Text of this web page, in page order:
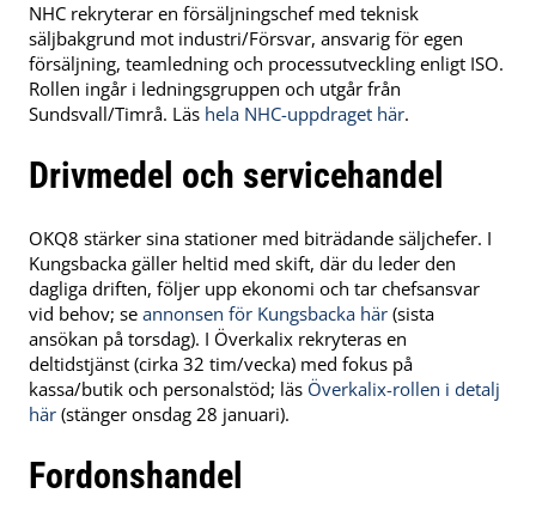
NHC rekryterar en försäljningschef med teknisk
säljbakgrund mot industri/Försvar, ansvarig för egen
försäljning, teamledning och processutveckling enligt ISO.
Rollen ingår i ledningsgruppen och utgår från
Sundsvall/Timrå. Läs hela NHC-uppdraget här.
Drivmedel och servicehandel
OKQ8 stärker sina stationer med biträdande säljchefer. I
Kungsbacka gäller heltid med skift, där du leder den
dagliga driften, följer upp ekonomi och tar chefsansvar
vid behov; se annonsen för Kungsbacka här (sista
ansökan på torsdag). I Överkalix rekryteras en
deltidstjänst (cirka 32 tim/vecka) med fokus på
kassa/butik och personalstöd; läs Överkalix-rollen i detalj
här (stänger onsdag 28 januari).
Fordonshandel